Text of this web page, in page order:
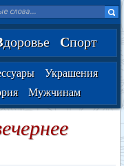
доровье Спорт
Украшения
Мужчинам